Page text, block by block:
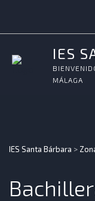
IES
MÁLAGA
IES Santa Bárbara >